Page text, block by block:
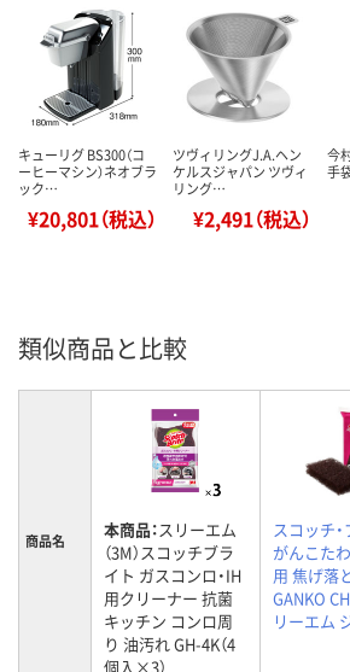
キューリグ BS300（コ
ーヒーマシン）ネオブラ
ック…
¥20,801（税込）
ツヴィリングJ.A.ヘン
ケルスジャパン ツヴィ
リング…
¥2,491（税込）
今
手
類似商品と比較
商品名 本商品：スリーエム
（3M）スコッチブラ
イト ガスコンロ・IH
用クリーナー 抗菌
キッチン コンロ周
り 油汚れ GH-4K（4
個入×3）
スコッチ
がんこた
用 焦げ落
GANKO
リーエム